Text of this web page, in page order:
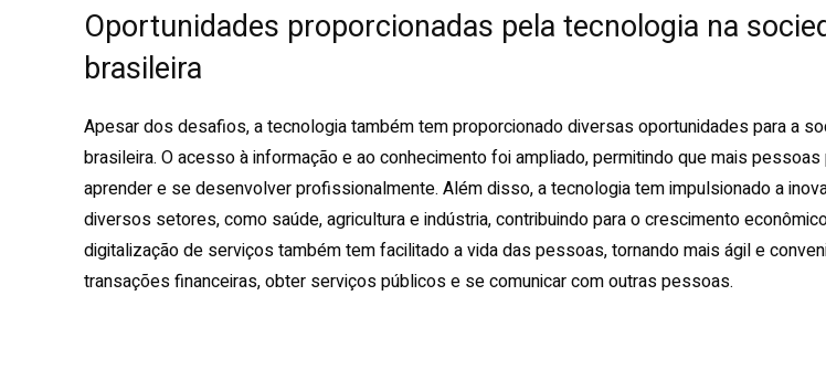
Oportunidades proporcionadas pela tecnologia na
brasileira
Apesar dos desafios, a tecnologia também tem proporcionado diversas oportunidades para a
brasileira. O acesso à informação e ao conhecimento foi ampliado, permitindo que mais
aprender e se desenvolver profissionalmente. Além disso, a tecnologia tem impulsionado a
diversos setores, como saúde, agricultura e indústria, contribuindo para o crescimento
digitalização de serviços também tem facilitado a vida das pessoas, tornando mais ágil e
transações financeiras, obter serviços públicos e se comunicar com outras pessoas.